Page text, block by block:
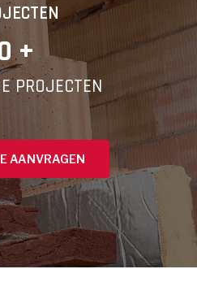
+
PROJECTEN
AANVRAGEN